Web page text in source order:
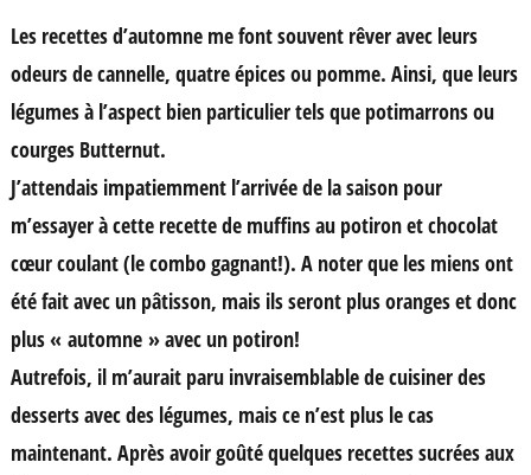
Les recettes d’automne me font souvent rêver avec leurs
odeurs de cannelle, quatre épices ou pomme. Ainsi, que leurs
légumes à l’aspect bien particulier tels que potimarrons ou
courges Butternut.
J’attendais impatiemment l’arrivée de la saison pour
m’essayer à cette recette de muffins au potiron et chocolat
cœur coulant (le combo gagnant!). A noter que les miens ont
été fait avec un pâtisson, mais ils seront plus oranges et donc
plus « automne » avec un potiron!
Autrefois, il m’aurait paru invraisemblable de cuisiner des
desserts avec des légumes, mais ce n’est plus le cas
maintenant. Après avoir goûté quelques recettes sucrées aux